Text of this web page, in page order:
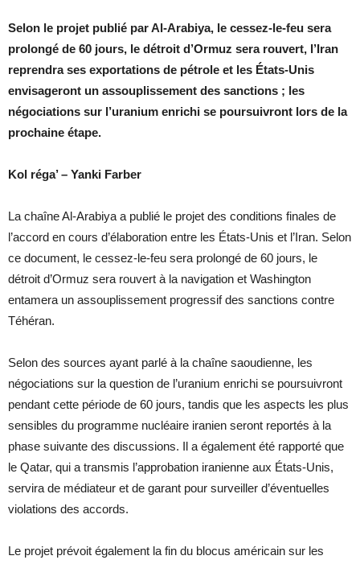
Selon le projet publié par Al-Arabiya, le cessez-le-feu sera
prolongé de 60 jours, le détroit d’Ormuz sera rouvert, l’Iran
reprendra ses exportations de pétrole et les États-Unis
envisageront un assouplissement des sanctions ; les
négociations sur l’uranium enrichi se poursuivront lors de la
prochaine étape.
Kol réga’ – Yanki Farber
La chaîne Al-Arabiya a publié le projet des conditions finales de
l’accord en cours d’élaboration entre les États-Unis et l’Iran. Selon
ce document, le cessez-le-feu sera prolongé de 60 jours, le
détroit d’Ormuz sera rouvert à la navigation et Washington
entamera un assouplissement progressif des sanctions contre
Téhéran.
Selon des sources ayant parlé à la chaîne saoudienne, les
négociations sur la question de l’uranium enrichi se poursuivront
pendant cette période de 60 jours, tandis que les aspects les plus
sensibles du programme nucléaire iranien seront reportés à la
phase suivante des discussions. Il a également été rapporté que
le Qatar, qui a transmis l’approbation iranienne aux États-Unis,
servira de médiateur et de garant pour surveiller d’éventuelles
violations des accords.
Le projet prévoit également la fin du blocus américain sur les